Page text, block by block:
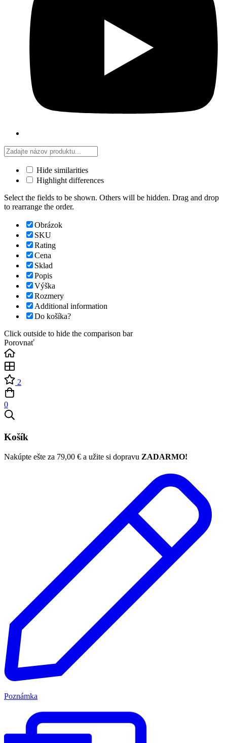
Hide similarities
Highlight differences
Select the fields to be shown. Others will be hidden. Drag and drop
to rearrange the order.
Obrázok
SKU
Rating
Cena
Sklad
Popis
Výška
Rozmery
Additional information
Do košíka?
Click outside to hide the comparison bar
Porovnať
2
0
Košík
Nakúpte ešte za 79,00 € a užite si dopravu ZADARMO!
Poznámka